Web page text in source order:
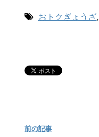
おトクぎょうざ,
前の記事